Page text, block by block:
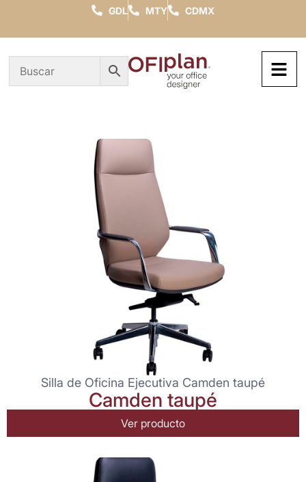
GDL MTY CDMX
Silla de Oficina Ejecutiva Camden taupé
Camden taupé
Ver producto